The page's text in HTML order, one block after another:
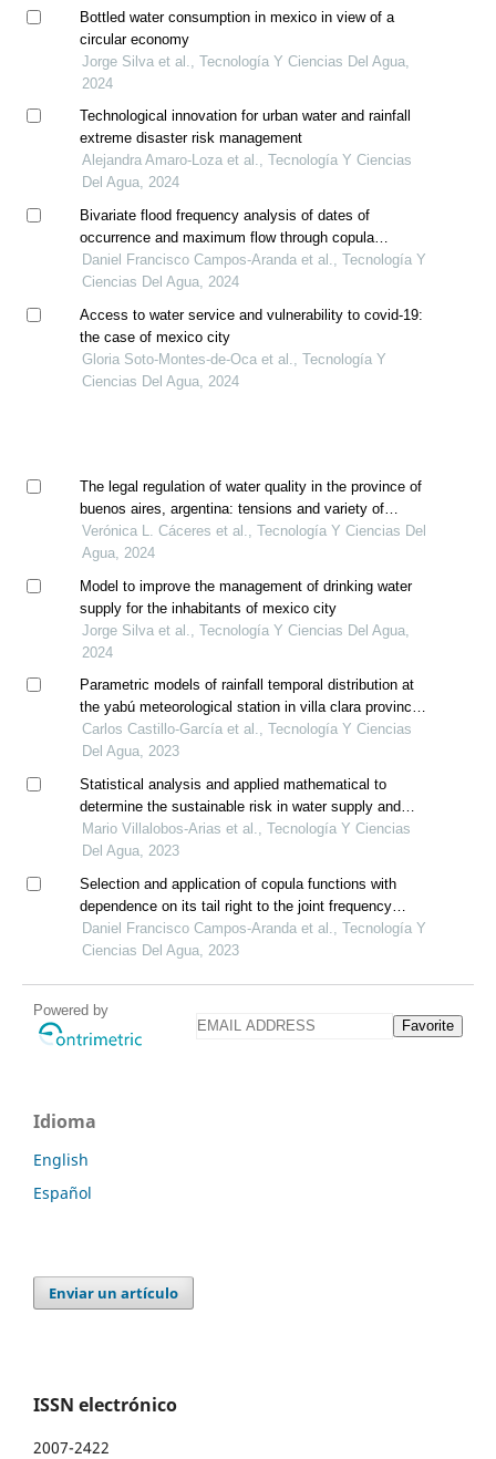
Bottled water consumption in mexico in view of a
circular economy
Jorge Silva et al., Tecnología Y Ciencias Del Agua,
2024
Technological innovation for urban water and rainfall
extreme disaster risk management
Alejandra Amaro-Loza et al., Tecnología Y Ciencias
Del Agua, 2024
Bivariate flood frequency analysis of dates of
occurrence and maximum flow through copula
functions
Daniel Francisco Campos-Aranda et al., Tecnología Y
Ciencias Del Agua, 2024
Access to water service and vulnerability to covid-19:
the case of mexico city
Gloria Soto-Montes-de-Oca et al., Tecnología Y
Ciencias Del Agua, 2024
The legal regulation of water quality in the province of
buenos aires, argentina: tensions and variety of
criteria
Verónica L. Cáceres et al., Tecnología Y Ciencias Del
Agua, 2024
Model to improve the management of drinking water
supply for the inhabitants of mexico city
Jorge Silva et al., Tecnología Y Ciencias Del Agua,
2024
Parametric models of rainfall temporal distribution at
the yabú meteorological station in villa clara province,
cuba
Carlos Castillo-García et al., Tecnología Y Ciencias
Del Agua, 2023
Statistical analysis and applied mathematical to
determine the sustainable risk in water supply and
sanitation, costa rica
Mario Villalobos-Arias et al., Tecnología Y Ciencias
Del Agua, 2023
Selection and application of copula functions with
dependence on its tail right to the joint frequency
analysis (q, v) of annual floods
Daniel Francisco Campos-Aranda et al., Tecnología Y
Ciencias Del Agua, 2023
Powered by
Favorite
Idioma
English
Español
Enviar un artículo
ISSN electrónico
2007-2422